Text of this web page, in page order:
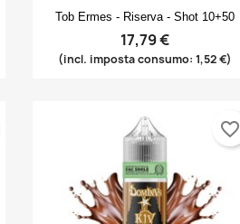
 Anteprima
Tob Ermes - Riserva - Shot 10+50
17,79 €
(incl. imposta consumo: 1,52 €)
favorite_border